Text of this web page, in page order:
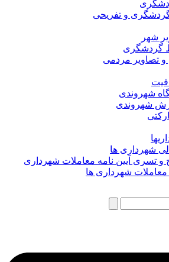
و تفریحی
شهر
گردشگری
و تصاویر مردمی
شهروندی
شهروندی
شهرداری ها
و تسری آیین نامه معاملات شهرداری
معاملات شهرداری ها